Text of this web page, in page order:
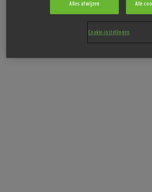
Alles afwijzen Alle
Cookie-instellingen